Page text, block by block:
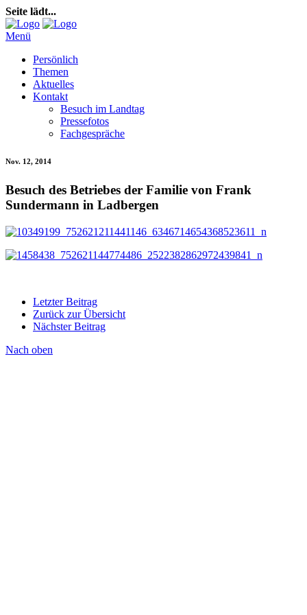
Seite lädt...
Menü
Persönlich
Themen
Aktuelles
Kontakt
Besuch im Landtag
Pressefotos
Fachgespräche
Nov. 12, 2014
Besuch des Betriebes der Familie von Frank
Sundermann in Ladbergen
Letzter Beitrag
Zurück zur Übersicht
Nächster Beitrag
Nach oben